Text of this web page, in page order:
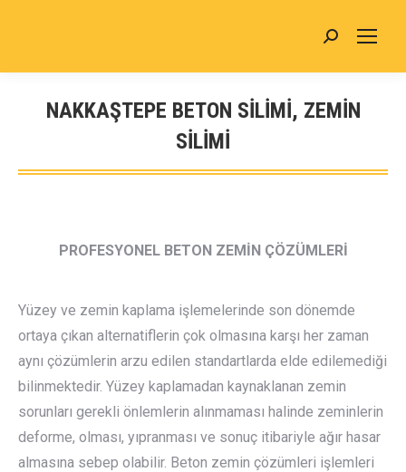
Search:
NAKKAŞTEPE BETON SİLİMİ, ZEMİN
SİLİMİ
You are here:
PROFESYONEL BETON ZEMİN ÇÖZÜMLERİ
Yüzey ve zemin kaplama işlemelerinde son dönemde
ortaya çıkan alternatiflerin çok olmasına karşı her zaman
aynı çözümlerin arzu edilen standartlarda elde edilemediği
bilinmektedir. Yüzey kaplamadan kaynaklanan zemin
sorunları gerekli önlemlerin alınmaması halinde zeminlerin
deforme, olması, yıpranması ve sonuç itibariyle ağır hasar
almasına sebep olabilir. Beton zemin çözümleri işlemleri